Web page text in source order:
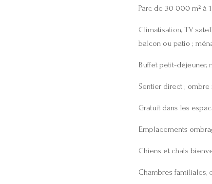
Parc de 30 000 m² à
Climatisation, TV
balcon ou patio ;
Buffet petit‑déjeuner,
Sentier direct ;
Gratuit dans les
Emplacements
Chiens et chats
Chambres familiales,